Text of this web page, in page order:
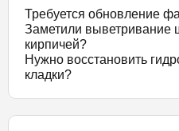
Требуется обновление
Заметили выветривание
кирпичей?
Нужно восстановить
кладки?